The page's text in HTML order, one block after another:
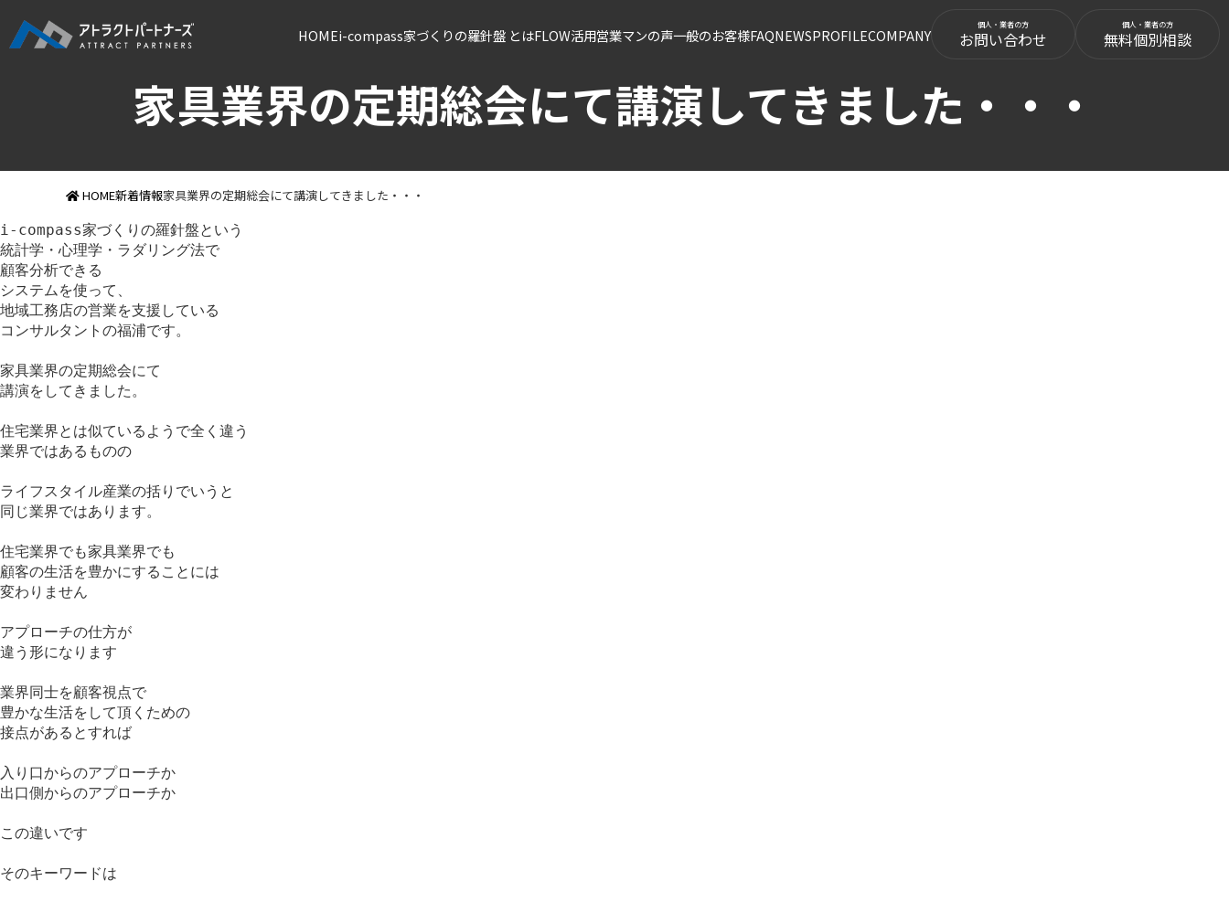
HOMEi-compass家づくりの羅針盤 とはFLOW活用営業マンの声一般のお客様FAQNEWSPROFILECOMPANY お問い合わせ 無料個別相談
家具業界の定期総会にて講演してきました・・・
HOME新着情報家具業界の定期総会にて講演してきました・・・
i-compass家づくりの羅針盤という
統計学・心理学・ラダリング法で
顧客分析できる
システムを使って、
地域工務店の営業を支援している
コンサルタントの福浦です。
家具業界の定期総会にて
講演をしてきました。
住宅業界とは似ているようで全く違う
業界ではあるものの
ライフスタイル産業の括りでいうと
同じ業界ではあります。
住宅業界でも家具業界でも
顧客の生活を豊かにすることには
変わりません
アプローチの仕方が
違う形になります
業界同士を顧客視点で
豊かな生活をして頂くための
接点があるとすれば
入り口からのアプローチか
出口側からのアプローチか
この違いです
そのキーワードは